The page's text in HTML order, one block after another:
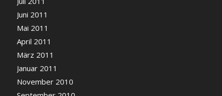
Juni 2011
Mai 2011
April 2011
März 2011
Januar 2011
November 2010